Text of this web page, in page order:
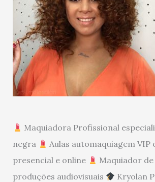
Maquiadora Profissional
negra
Aulas automaquiagem VIP
presencial e online
Maquiador de
produções audiovisuais
Kryolan